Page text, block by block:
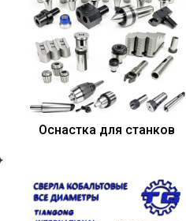
Оснастка для станков